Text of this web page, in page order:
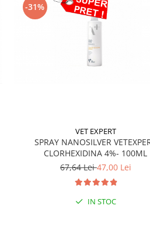
-31%
VET EXPERT
SPRAY NANOSILVER
CLORHEXIDINA 4%- 100ML
67,64 Lei47,00 Lei
IN STOC